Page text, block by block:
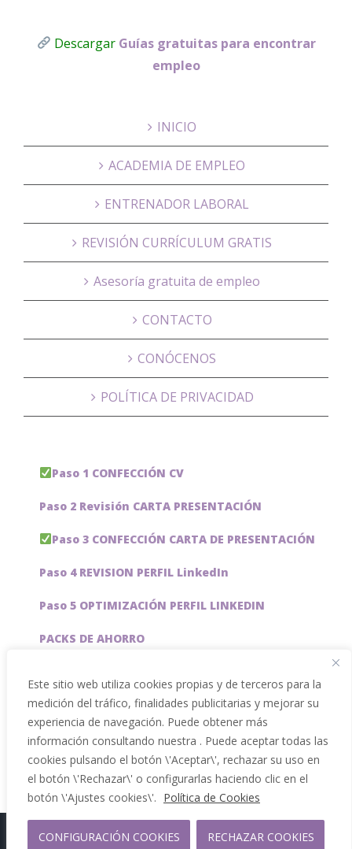
Este sitio web utiliza cookies propias y de terceros para la
medición del tráfico, finalidades publicitarias y mejorar su
experiencia de navegación. Puede obtener más
información consultando nuestra . Puede aceptar todas las
cookies pulsando el botón \'Aceptar\', rechazar su uso en
el botón \'Rechazar\' o configurarlas haciendo clic en el
botón \'Ajustes cookies\'. Política de Cookies
CONFIGURACIÓN COOKIES RECHAZAR COOKIES
Descargar Guías gratuitas para encontrar
empleo
INICIO
ACADEMIA DE EMPLEO
ENTRENADOR LABORAL
REVISIÓN CURRÍCULUM GRATIS
Asesoría gratuita de empleo
CONTACTO
CONÓCENOS
POLÍTICA DE PRIVACIDAD
Paso 1 CONFECCIÓN CV
Paso 2 Revisión CARTA PRESENTACIÓN
Paso 3 CONFECCIÓN CARTA DE PRESENTACIÓN
Paso 4 REVISION PERFIL LinkedIn
Paso 5 OPTIMIZACIÓN PERFIL LINKEDIN
PACKS DE AHORRO
Servicios especiales
Copyright 2012 - 2026 |